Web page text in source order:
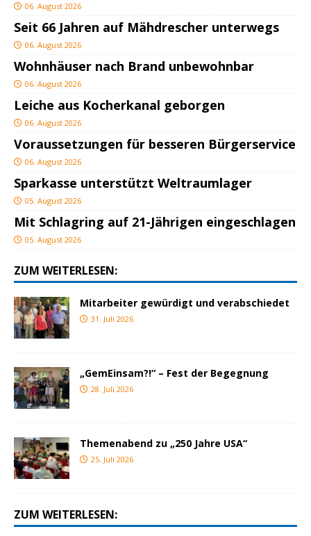
06. August 2026
Seit 66 Jahren auf Mähdrescher unterwegs
06. August 2026
Wohnhäuser nach Brand unbewohnbar
06. August 2026
Leiche aus Kocherkanal geborgen
06. August 2026
Voraussetzungen für besseren Bürgerservice
06. August 2026
Sparkasse unterstützt Weltraumlager
05. August 2026
Mit Schlagring auf 21-Jährigen eingeschlagen
05. August 2026
ZUM WEITERLESEN:
Mitarbeiter gewürdigt und verabschiedet
31. Juli 2026
„GemEinsam?!“ – Fest der Begegnung
28. Juli 2026
Themenabend zu „250 Jahre USA“
25. Juli 2026
ZUM WEITERLESEN: